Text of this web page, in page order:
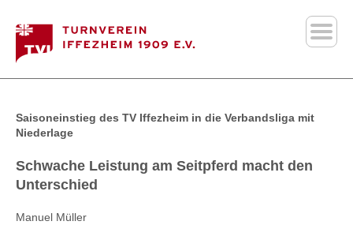
Saisoneinstieg des TV Iffezheim in die Verbandsliga mit
Niederlage
Schwache Leistung am Seitpferd macht den
Unterschied
Manuel Müller